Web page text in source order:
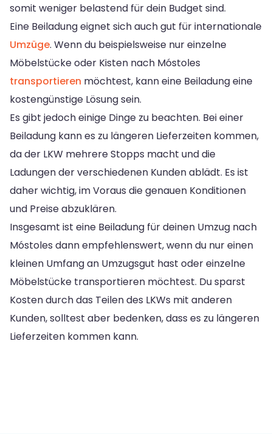
somit weniger belastend für dein Budget sind.
Eine Beiladung eignet sich auch gut für internationale
Umzüge. Wenn du beispielsweise nur einzelne
Möbelstücke oder Kisten nach Móstoles
transportieren möchtest, kann eine Beiladung eine
kostengünstige Lösung sein.
Es gibt jedoch einige Dinge zu beachten. Bei einer
Beiladung kann es zu längeren Lieferzeiten kommen,
da der LKW mehrere Stopps macht und die
Ladungen der verschiedenen Kunden ablädt. Es ist
daher wichtig, im Voraus die genauen Konditionen
und Preise abzuklären.
Insgesamt ist eine Beiladung für deinen Umzug nach
Móstoles dann empfehlenswert, wenn du nur einen
kleinen Umfang an Umzugsgut hast oder einzelne
Möbelstücke transportieren möchtest. Du sparst
Kosten durch das Teilen des LKWs mit anderen
Kunden, solltest aber bedenken, dass es zu längeren
Lieferzeiten kommen kann.